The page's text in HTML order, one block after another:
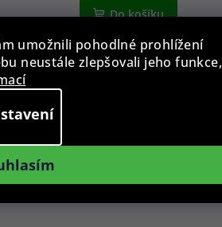
umožnili pohodlné prohlížení
neustále zlepšovali jeho funkce,
Do košíku